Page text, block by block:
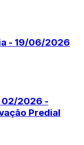
- 19/06/2026
02/2026 -
Predial